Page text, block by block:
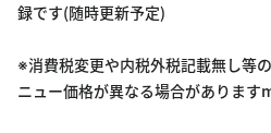
録です(随時更新予定)
※消費税変更や内税外税記載無し等
ニュー価格が異なる場合があります